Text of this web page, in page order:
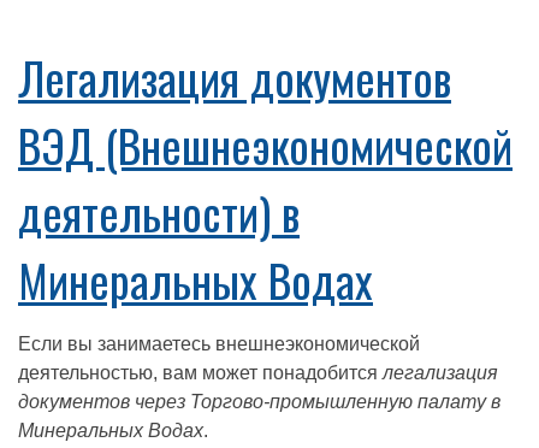
Легализация документов
ВЭД (Внешнеэкономической
деятельности) в
Минеральных Водах
Если вы занимаетесь внешнеэкономической
деятельностью, вам может понадобится легализация
документов через Торгово-промышленную палату в
Минеральных Водах.